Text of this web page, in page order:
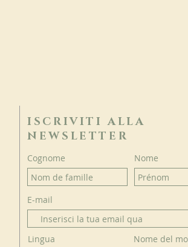
ISCRIVITI ALLA
NEWSLETTER
Cognome Nome
E-mail
Lingua Nome del